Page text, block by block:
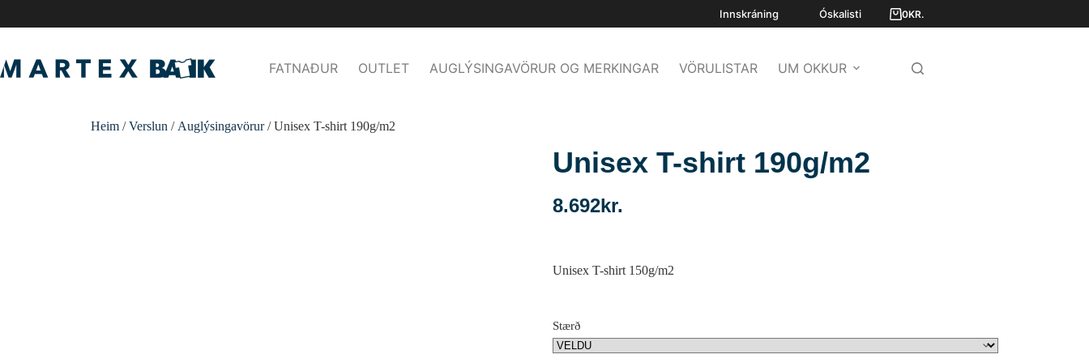
Innskráning Óskalisti 0KR.
FATNAÐUR OUTLET AUGLÝSINGAVÖRUR OG MERKINGAR VÖRULISTAR UM OKKUR
Heim /Verslun / Auglýsingavörur/ Unisex T-shirt 190g/m2
Unisex T-shirt 190g/m2
8.692kr.
Unisex T-shirt 150g/m2
Stærð